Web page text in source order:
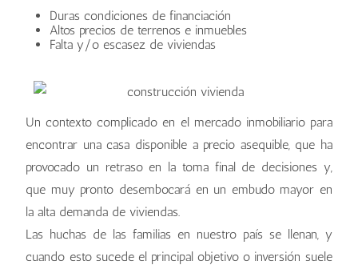
Duras condiciones de financiación
Altos precios de terrenos e inmuebles
Falta y/o escasez de viviendas
Un contexto complicado en el mercado inmobiliario para
encontrar una casa disponible a precio asequible, que ha
provocado un retraso en la toma final de decisiones y,
que muy pronto desembocará en un embudo mayor en
la alta demanda de viviendas.
Las huchas de las familias en nuestro país se llenan, y
cuando esto sucede el principal objetivo o inversión suele